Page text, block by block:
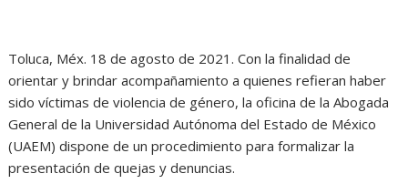
Toluca, Méx. 18 de agosto de 2021. Con la finalidad de
orientar y brindar acompañamiento a quienes refieran haber
sido víctimas de violencia de género, la oficina de la Abogada
General de la Universidad Autónoma del Estado de México
(UAEM) dispone de un procedimiento para formalizar la
presentación de quejas y denuncias.